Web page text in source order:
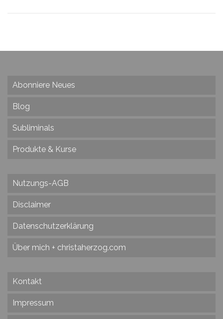
Abonniere Neues
Blog
Subliminals
Produkte & Kurse
Nutzungs-AGB
Disclaimer
Datenschutzerklärung
Über mich + christaherzog.com
Kontakt
Impressum